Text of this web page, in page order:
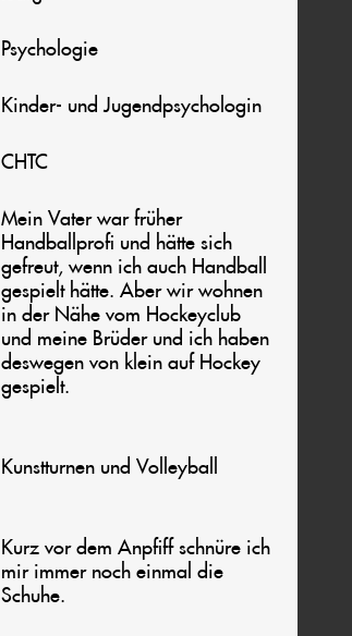
Psychologie
Kinder- und Jugendpsychologin
CHTC
Mein Vater war früher
Handballprofi und hätte sich
gefreut, wenn ich auch Handball
gespielt hätte. Aber wir wohnen
in der Nähe vom Hockeyclub
und meine Brüder und ich haben
deswegen von klein auf Hockey
gespielt.
Kunstturnen und Volleyball
Kurz vor dem Anpfiff schnüre ich
mir immer noch einmal die
Schuhe.